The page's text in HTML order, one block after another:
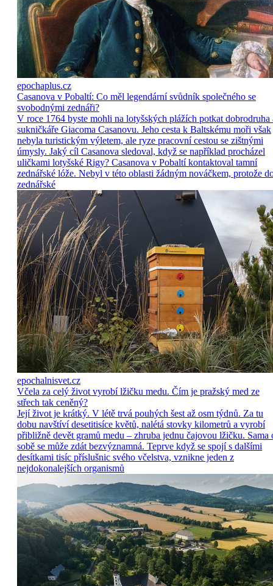
epochaplus.cz
Casanova v Pobaltí: Co měl legendární svůdník společného se
svobodnými zednáři?
V roce 1764 byste mohli na lotyšských plážích potkat dobrodruha
sukničkáře Giacoma Casanovu. Jeho cesta k Baltskému moři však
nebyla turistickým výletem, ale ryze pracovní cestou se zištnými
úmysly. Jaký cíl Casanova sledoval, když se například procházel
uličkami lotyšské Rigy? Casanova v Pobaltí kontaktoval tamní
zednářské lóže. Nebyl v této oblasti žádným nováčkem, protože
zednářské
epochalnisvet.cz
Včela za celý život vyrobí lžičku medu. Čím je pražský med ze
střech tak ceněný?
Její život je krátký. V létě trvá pouhých šest až osm týdnů. Za tu
dobu navštíví desetitisíce květů, nalétá stovky kilometrů a vyrobí
přibližně devět gramů medu – zhruba jednu čajovou lžičku. Sama
sobě se může zdát bezvýznamná. Teprve když se spojí s dalšími
desítkami tisíc příslušnic svého včelstva, vznikne jeden z
nejdokonalejších organismů